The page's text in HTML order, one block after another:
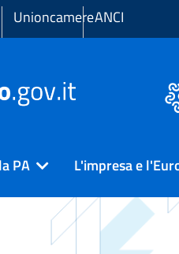
UnioncamereANCI
PA L'impresa e